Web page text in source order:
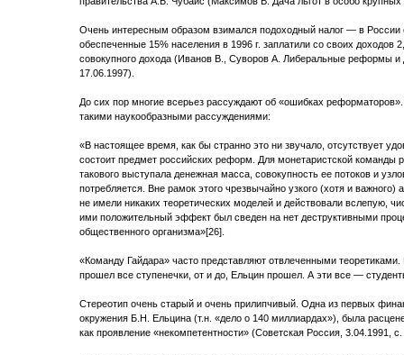
Очень интересным образом взимался подоходный налог — в России
обеспеченные 15% населения в 1996 г. заплатили со своих доходов
совокупного дохода (Иванов В., Суворов А. Либеральные реформы и
17.06.1997).
До сих пор многие всерьез рассуждают об «ошибках
такими наукообразными рассуждениями:
«В настоящее время, как бы странно это ни звучало, отсутствует
состоит предмет российских реформ. Для монетаристской команды
такового выступала денежная масса, совокупность ее потоков и
потребляется. Вне рамок этого чрезвычайно узкого (хотя и
не имели никаких теоретических моделей и действовали вслепую,
ими положительный эффект был сведен на нет деструктивными
общественного организма»[26].
«Команду Гайдара» часто представляют отвлеченными
прошел все ступенечки, от и до, Ельцин прошел. А эти все —
Стереотип очень старый и очень прилипчивый. Одна из первых
окружения Б.Н. Ельцина (т.н. «дело о 140 миллиардах»), была
как проявление «некомпетентности» (Советская Россия, 3.04.1991,